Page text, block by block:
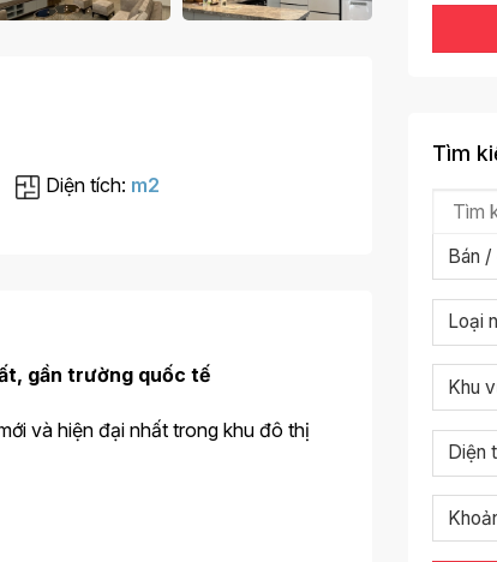
Diện tích: m2
gần trường quốc tế
và hiện đại nhất trong khu đô thị
Tìm